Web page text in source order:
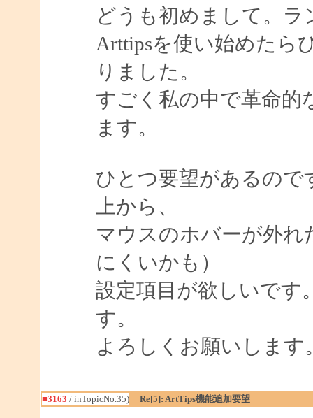
どうも初めまして。
Arttipsを使い始めたら
りました。
すごく私の中で革命的
ます。
ひとつ要望があるの
上から、
マウスのホバーが外
にくいかも）
設定項目が欲しいです
す。
よろしくお願いします
■3163 / inTopicNo.35) Re[5]: ArtTips機能追加要望